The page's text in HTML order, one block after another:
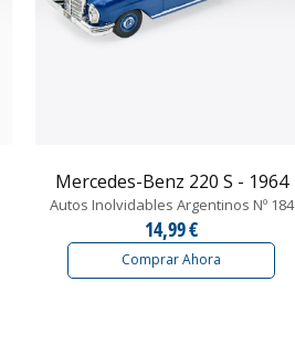
Mercedes-Benz 220 S - 1964
Autos Inolvidables Argentinos Nº 184
14,99 €
Comprar Ahora